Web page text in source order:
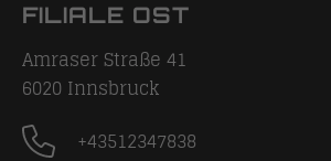
FILIALE OST
Amraser Straße 41
6020 Innsbruck
+43512347838